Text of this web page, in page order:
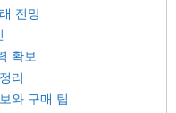
전망
확보
리
와 구매 팁